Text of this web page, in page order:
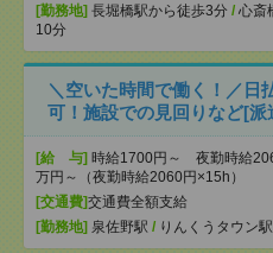
[勤務地] 長堀橋駅から徒歩3分 / 心斎
10分
＼空いた時間で働く！／日
可！施設での見回りなど[派
[給 与] 時給1700円～ 夜勤時給
万円～（夜勤時給2060円×15h）
[交通費]交通費全額支給
[勤務地] 泉佐野駅 / りんくうタウン駅